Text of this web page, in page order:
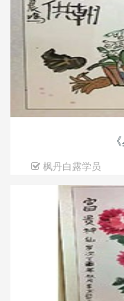
枫丹白露学员